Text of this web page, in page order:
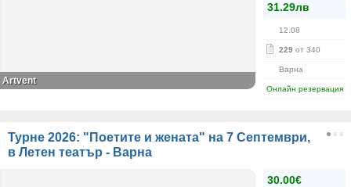
31.29лв
12.08
229 от 340
Варна
Онлайн резервация
Artvent
Турне 2026: "Поетите и жената" на 7 Септември,
в Летен театър - Варна
30.00€